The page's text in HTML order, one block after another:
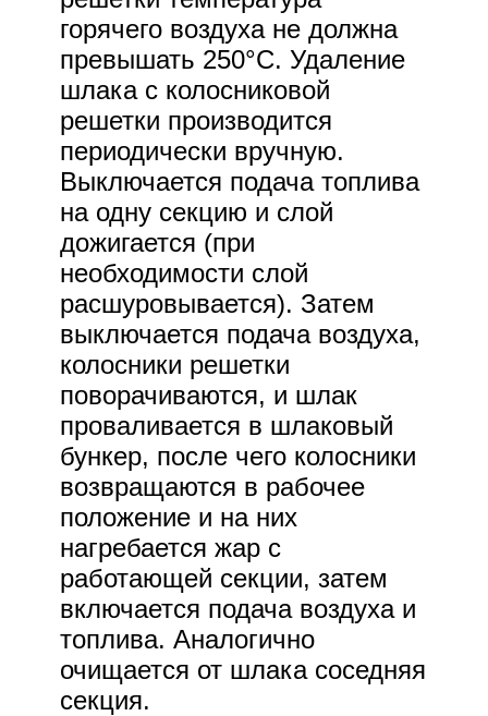
горячего воздуха не должна
превышать 250°С. Удаление
шлака с колосниковой
решетки производится
периодически вручную.
Выключается подача топлива
на одну секцию и слой
дожигается (при
необходимости слой
расшуровывается). Затем
выключается подача воздуха,
колосники решетки
поворачиваются, и шлак
проваливается в шлаковый
бункер, после чего колосники
возвращаются в рабочее
положение и на них
нагребается жар с
работающей секции, затем
включается подача воздуха и
топлива. Аналогично
очищается от шлака соседняя
секция.